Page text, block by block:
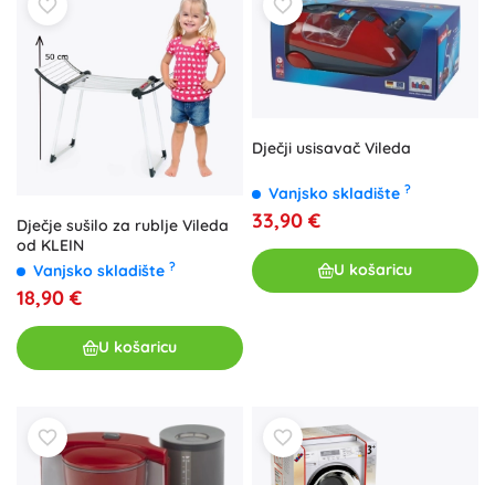
Dječje sušilo za rublje Vileda
od KLEIN
Vanjsko skladište ?
18,90 €
U košaricu
Dječji usisavač Vileda
Vanjsko skladište ?
33,90 €
U košaricu